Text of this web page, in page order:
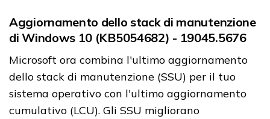
Aggiornamento dello stack di manutenzione
di Windows 10 (KB5054682) - 19045.5676
Microsoft ora combina l'ultimo aggiornamento
dello stack di manutenzione (SSU) per il tuo
sistema operativo con l'ultimo aggiornamento
cumulativo (LCU). Gli SSU migliorano